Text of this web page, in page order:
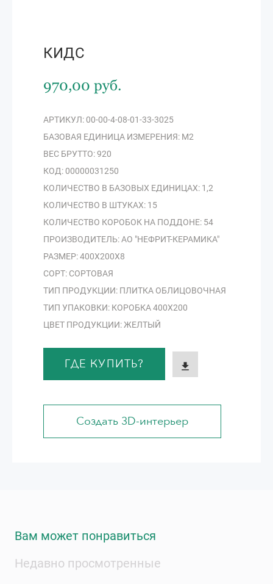
КИДС
970,00 руб.
АРТИКУЛ: 00-00-4-08-01-33-3025
БАЗОВАЯ ЕДИНИЦА ИЗМЕРЕНИЯ: М2
ВЕС БРУТТО: 920
КОД: 00000031250
КОЛИЧЕСТВО В БАЗОВЫХ ЕДИНИЦАХ: 1,2
КОЛИЧЕСТВО В ШТУКАХ: 15
КОЛИЧЕСТВО КОРОБОК НА ПОДДОНЕ: 54
ПРОИЗВОДИТЕЛЬ: АО "НЕФРИТ-КЕРАМИКА"
РАЗМЕР: 400Х200Х8
СОРТ: СОРТОВАЯ
ТИП ПРОДУКЦИИ: ПЛИТКА ОБЛИЦОВОЧНАЯ
ТИП УПАКОВКИ: КОРОБКА 400Х200
ЦВЕТ ПРОДУКЦИИ: ЖЕЛТЫЙ
ГДЕ КУПИТЬ?
Создать 3D-интерьер
Вам может понравиться
Недавно просмотренные